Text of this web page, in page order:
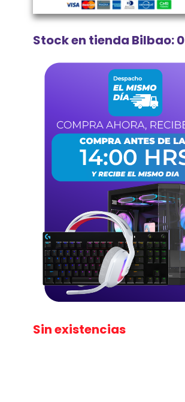
Stock en tienda Bilbao: 0
Sin existencias